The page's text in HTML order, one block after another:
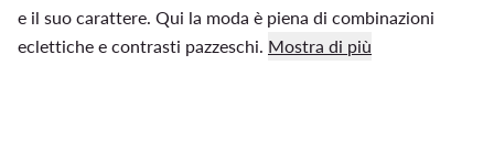
e il suo carattere. Qui la moda è piena di combinazioni
eclettiche e contrasti pazzeschi. Mostra di più